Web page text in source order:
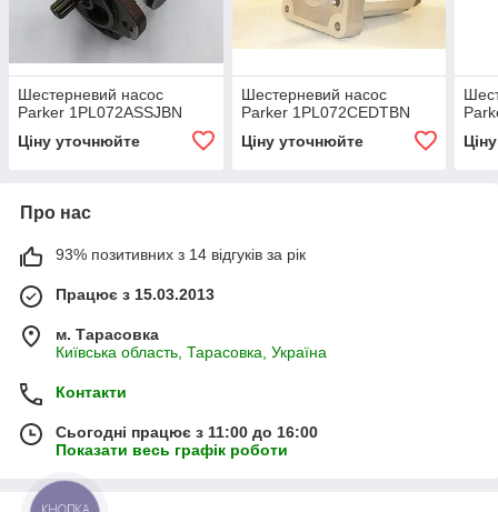
Шестерневий насос
Parker 1PL072ASSJBN
Ціну уточнюйте
Шестерневий насос
Parker 1PL072CEDTBN
Ціну уточнюйте
Про нас
93% позитивних з 14 відгуків за рік
Працює з 15.03.2013
м. Тарасовка
Київська область, Тарасовка, Україна
Контакти
Сьогодні працює з 11:00 до 16:00
Показати весь графік роботи